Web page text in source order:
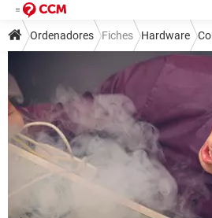
Ordenadores Fiches Hardware